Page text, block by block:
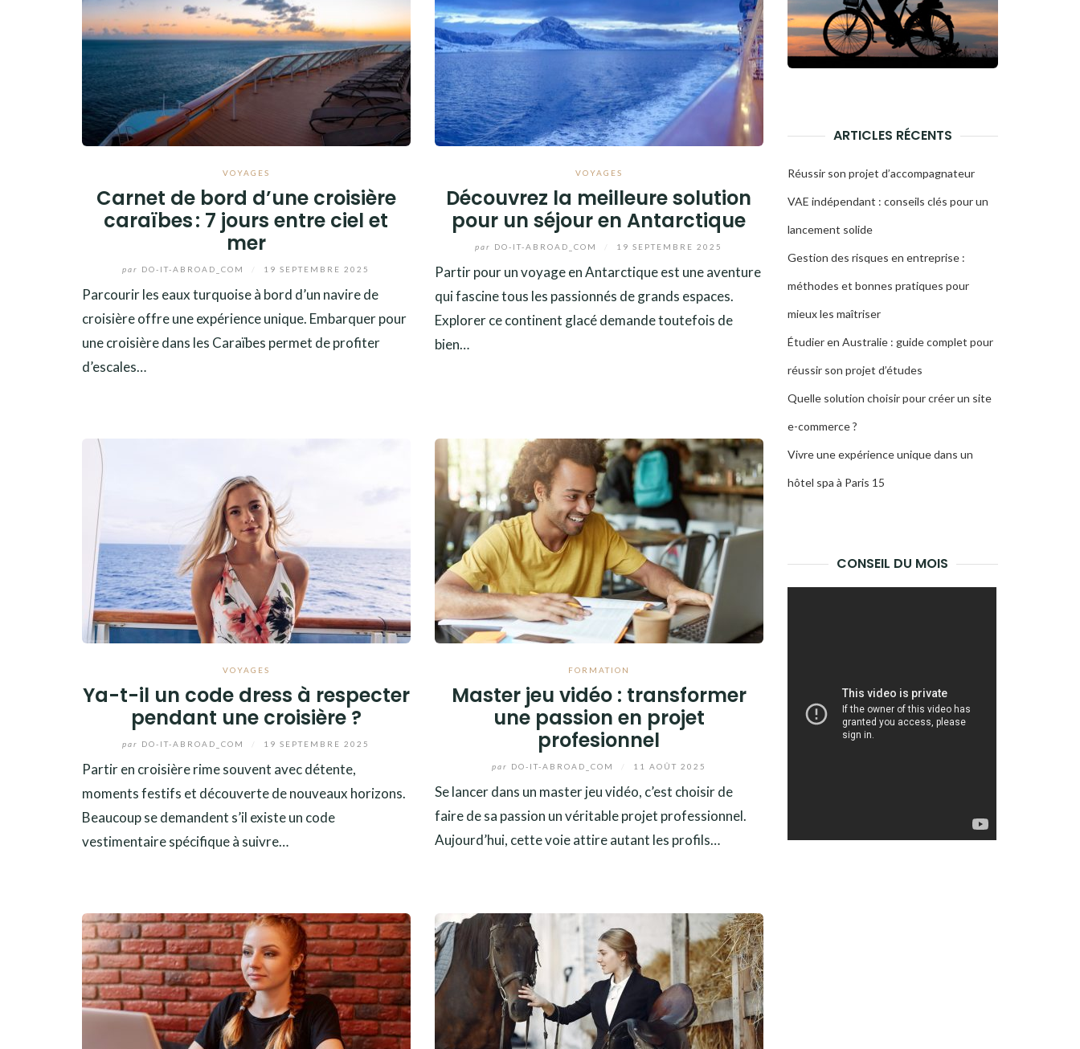
VOYAGES
Carnet de bord d’une croisière
caraïbes : 7 jours entre ciel et
mer
par DO-IT-ABROAD_COM 19 SEPTEMBRE 2025
Parcourir les eaux turquoise à bord d’un navire de
croisière offre une expérience unique. Embarquer pour
une croisière dans les Caraïbes permet de profiter
d’escales…
VOYAGES
Découvrez la meilleure solution
pour un séjour en Antarctique
par DO-IT-ABROAD_COM 19 SEPTEMBRE 2025
Partir pour un voyage en Antarctique est une aventure
qui fascine tous les passionnés de grands espaces.
Explorer ce continent glacé demande toutefois de
bien…
VOYAGES
Ya-t-il un code dress à respecter
pendant une croisière ?
par DO-IT-ABROAD_COM 19 SEPTEMBRE 2025
Partir en croisière rime souvent avec détente,
moments festifs et découverte de nouveaux horizons.
Beaucoup se demandent s’il existe un code
vestimentaire spécifique à suivre…
FORMATION
Master jeu vidéo : transformer
une passion en projet
profesionnel
par DO-IT-ABROAD_COM 11 AOÛT 2025
Se lancer dans un master jeu vidéo, c’est choisir de
faire de sa passion un véritable projet professionnel.
Aujourd’hui, cette voie attire autant les profils…
ARTICLES RÉCENTS
Réussir son projet d’accompagnateur
VAE indépendant : conseils clés pour un
lancement solide
Gestion des risques en entreprise :
méthodes et bonnes pratiques pour
mieux les maîtriser
Étudier en Australie : guide complet pour
réussir son projet d’études
Quelle solution choisir pour créer un site
e-commerce ?
Vivre une expérience unique dans un
hôtel spa à Paris 15
CONSEIL DU MOIS